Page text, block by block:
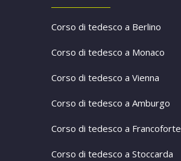
Corso di tedesco a Berlino
Corso di tedesco a Monaco
Corso di tedesco a Vienna
Corso di tedesco a Amburgo
Corso di tedesco a Francoforte
Corso di tedesco a Stoccarda